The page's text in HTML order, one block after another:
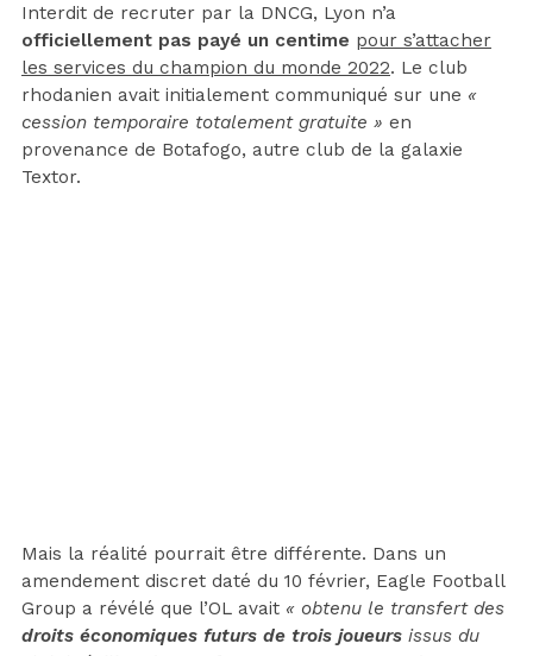
Interdit de recruter par la DNCG, Lyon n’a
officiellement pas payé un centime pour s’attacher
les services du champion du monde 2022. Le club
rhodanien avait initialement communiqué sur une «
cession temporaire totalement gratuite » en
provenance de Botafogo, autre club de la galaxie
Textor.
Mais la réalité pourrait être différente. Dans un
amendement discret daté du 10 février, Eagle Football
Group a révélé que l’OL avait « obtenu le transfert des
droits économiques futurs de trois joueurs issus du